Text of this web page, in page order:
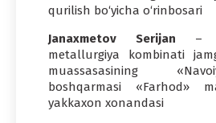
qurilish bo‘yicha o‘rinbosari
Janaxmetov Serijan –
metallurgiya kombinati
muassasasining
boshqarmasi «Farhod»
yakkaxon xonandasi